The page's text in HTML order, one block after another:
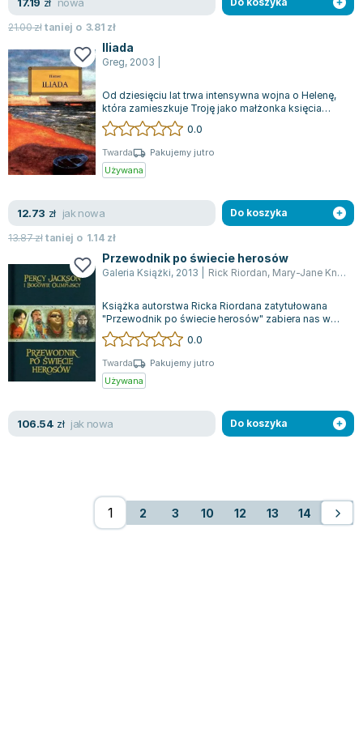
21.00złtaniej o 3.81 zł
Iliada
Greg, 2003
Od dziesięciu lat trwa intensywna wojna o Helenę,
która zamieszkuje Troję jako małżonka księcia
Parysa. Konflikt pozostaje nieustę...
0.0
Twarda
Pakujemy jutro
Używana
12.73 zł jak nowa
13.87złtaniej o 1.14 zł
Do koszyka
Przewodnik po świecie herosów
Galeria Książki, 2013 Rick Riordan, Mary-Jane Knight
Książka autorstwa Ricka Riordana zatytułowana
"Przewodnik po świecie herosów" zabiera nas w
fascynującą podróż do świata bohaterów...
0.0
Twarda
Pakujemy jutro
Używana
106.54 zł jak nowa Do koszyka
2 3 10 12 13 14